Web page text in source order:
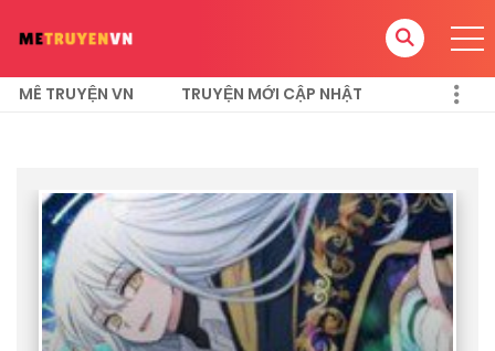
MÊ TRUYỆN VN TRUYỆN MỚI CẬP NHẬT